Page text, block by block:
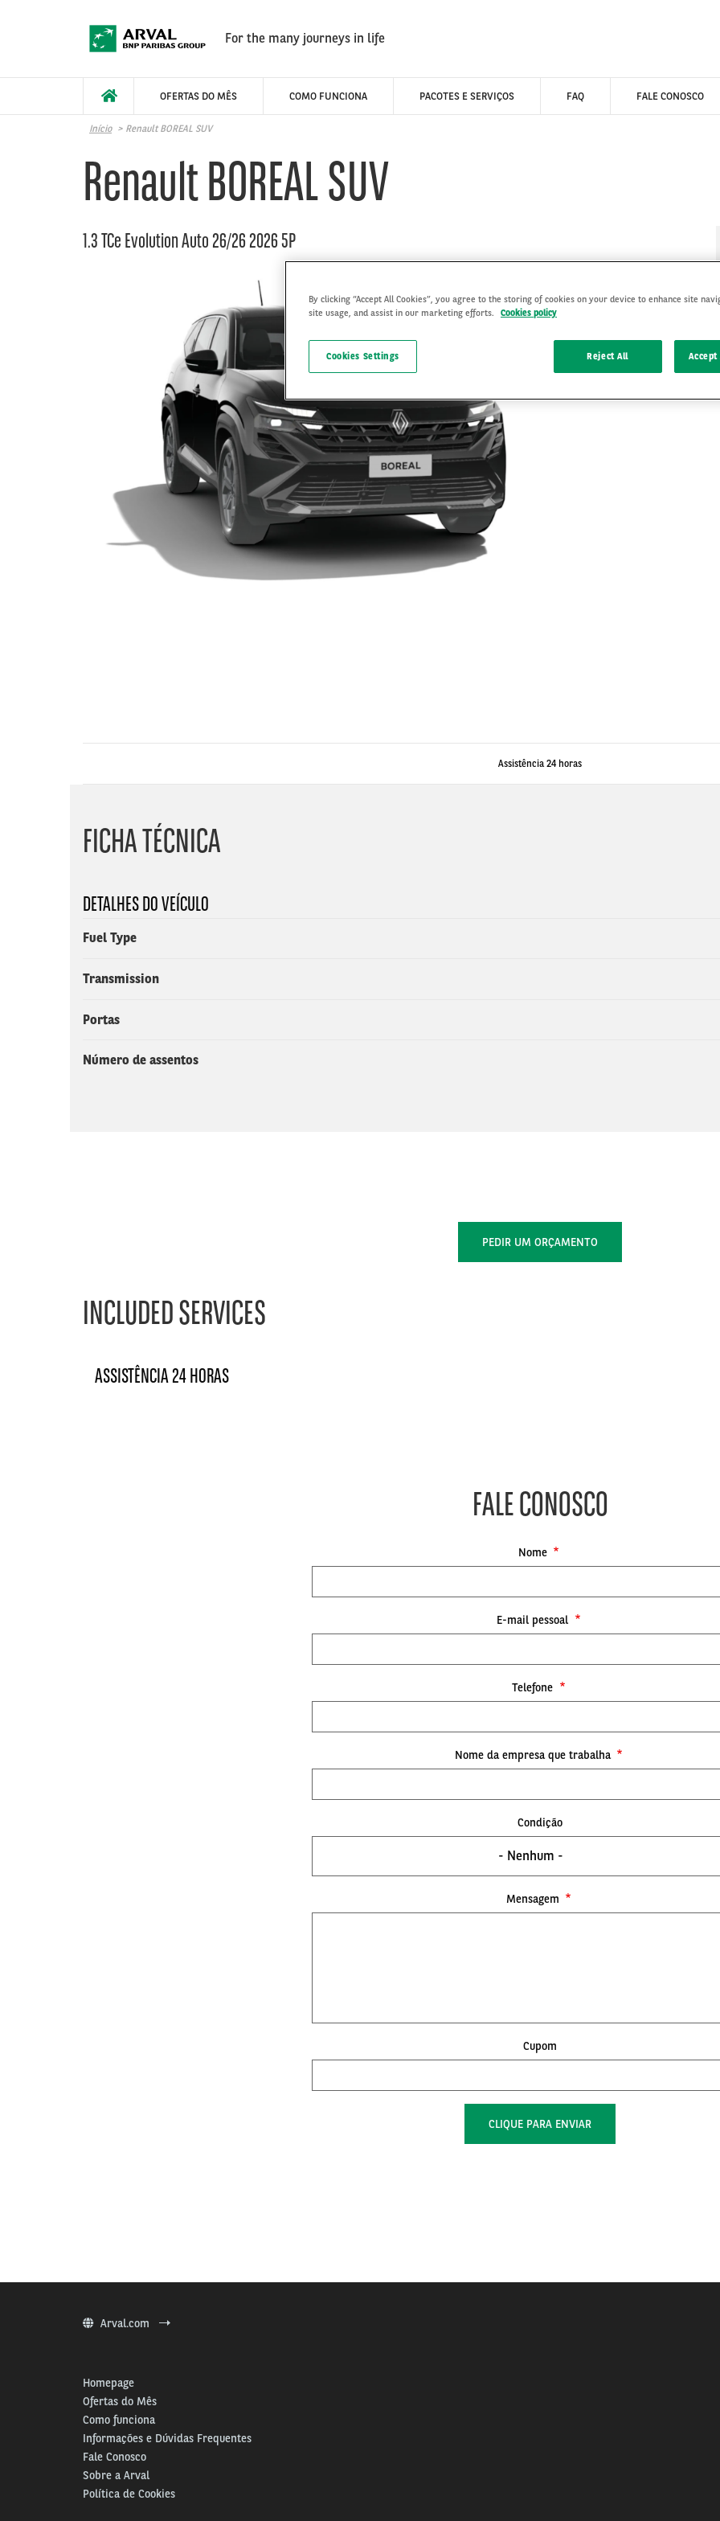
For the many journeys in life
OFERTAS DO MÊS COMO FUNCIONA PACOTES E SERVIÇOS FAQ FALE CONOSCO
Início Renault BOREAL SUV
Renault BOREAL SUV
1.3 TCe Evolution Auto 26/26 2026 5P
Assistência 24 horas
FICHA TÉCNICA
DETALHES DO VEÍCULO
Fuel Type
Transmission
Portas
Número de assentos
PEDIR UM ORÇAMENTO
INCLUDED SERVICES
ASSISTÊNCIA 24 HORAS
FALE CONOSCO
Nome
E-mail pessoal
Telefone
Nome da empresa que trabalha
Condição
- Nenhum -
Mensagem
Cupom
Arval.com
Homepage
Ofertas do Mês
Como funciona
Informações e Dúvidas Frequentes
Fale Conosco
Sobre a Arval
Política de Cookies
By clicking “Accept All Cookies”, you agree to the storing of cookies on your device to enhance site
site usage, and assist in our marketing efforts.
Cookies policy
Cookies Settings Reject All Accept